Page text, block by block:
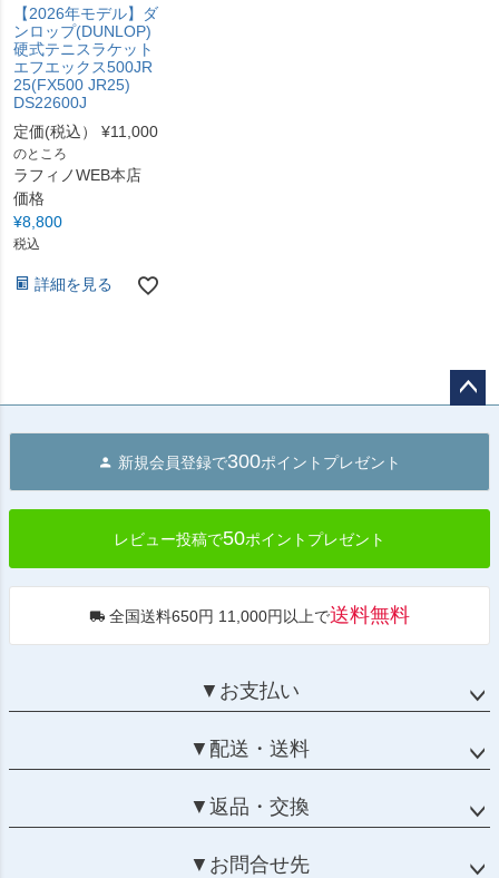
【2026年モデル】ダ
ンロップ(DUNLOP)
硬式テニスラケット
エフエックス500JR
25(FX500 JR25)
DS22600J
定価(税込）
¥11,000
のところ
ラフィノWEB本店
価格
¥8,800
税込
詳細を見る
へ
新規会員登録で300ポイントプレゼント
レビュー投稿で50ポイントプレゼント
全国送料650円 11,000円以上で送料無料
▼お支払い
▼配送・送料
▼返品・交換
▼お問合せ先